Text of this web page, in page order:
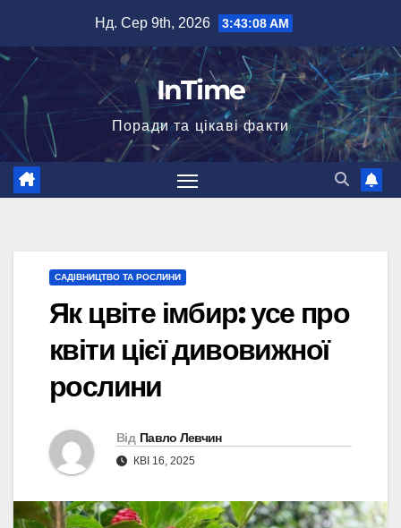
вмісту
Нд. Сер 9th, 2026 3:43:09 AM
InTime
Поради та цікаві факти
САДІВНИЦТВО ТА РОСЛИНИ
Як цвіте імбир: усе про
квіти цієї дивовижної
рослини
Від Павло Левчин
КВІ 16, 2025